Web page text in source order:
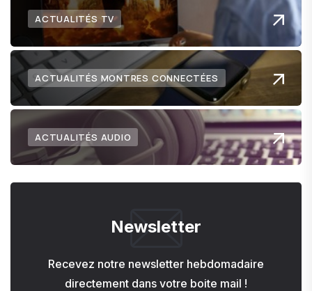
ACTUALITÉS TV
ACTUALITÉS MONTRES CONNECTÉES
ACTUALITÉS AUDIO
Newsletter
Recevez notre newsletter hebdomadaire
directement dans votre boite mail !